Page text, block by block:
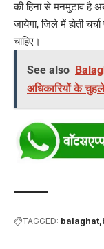
की हिना से मनमुटाव है
जायेगा, जिले में होती
चाहिए।
See also
अधिकारियों के
TAGGED: balaghat